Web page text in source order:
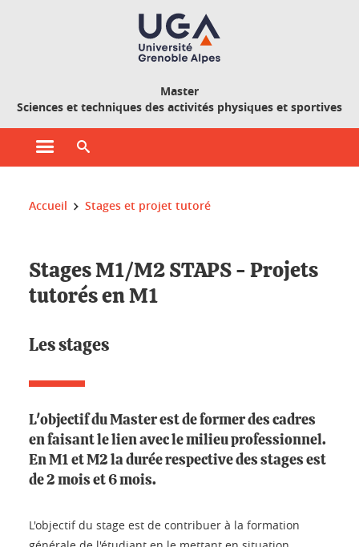
Master
Sciences et techniques des activités physiques et sportives
Ouvrir le menu principal
Vous êtes ici :
Accueil Stages et projet tutoré
Stages M1/M2 STAPS - Projets
tutorés en M1
Les stages
L'objectif du Master est de former des cadres
en faisant le lien avec le milieu professionnel.
En M1 et M2 la durée respective des stages est
de 2 mois et 6 mois.
L'objectif du stage est de contribuer à la formation